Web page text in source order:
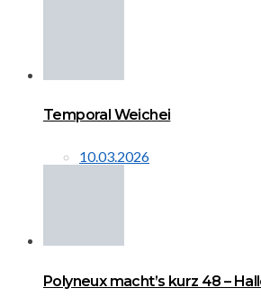
Temporal Weichei
10.03.2026
Polyneux macht’s kurz 48 –